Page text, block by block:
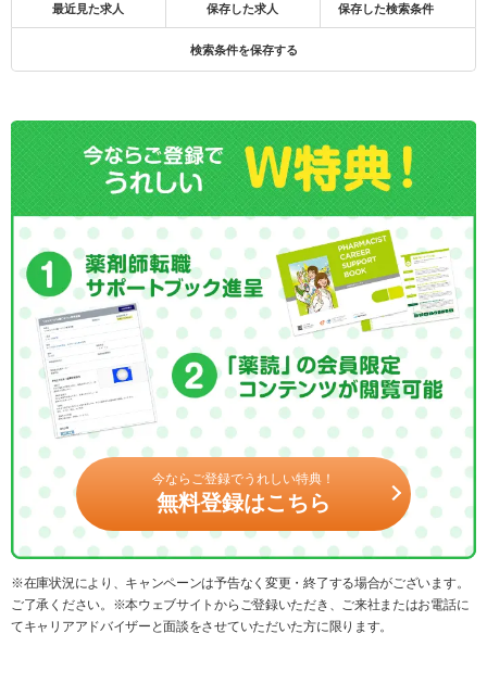
最近見た求人 保存した求人 保存した検索条件
検索条件を保存する
今ならご登録でうれしい特典！
無料登録はこちら
※在庫状況により、キャンペーンは予告なく変更・終了する場合がございます。
ご了承ください。※本ウェブサイトからご登録いただき、ご来社またはお電話に
てキャリアアドバイザーと面談をさせていただいた方に限ります。